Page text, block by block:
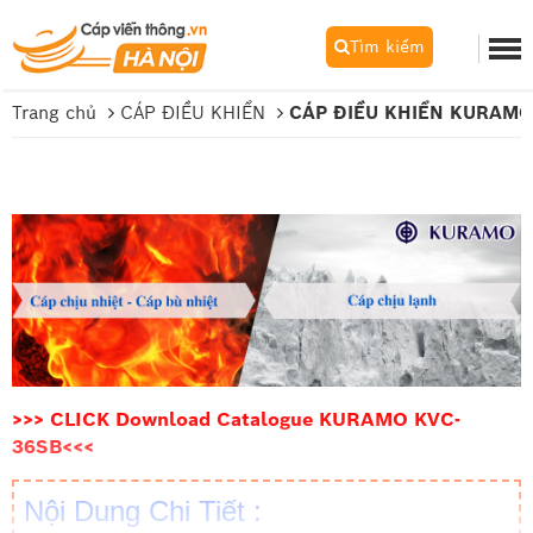
Tìm kiếm
Trang chủ CÁP ĐIỀU KHIỂN CÁP ĐIỀU KHIỂN KURAMO
>>> CLICK Download Catalogue KURAMO KVC-
36SB<<<
Nội Dung Chi Tiết :